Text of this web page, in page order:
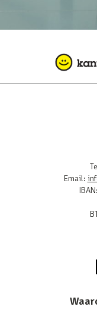
Email: